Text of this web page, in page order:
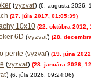
(vyzvať) (6. augusta 2026,
(27. júla 2017, 01:05:39)
10x10 (22. októbra 2012,
6D (vyzvať) (28.
pente (vyzvať) (19. júna
(vyzvať) (28. januára 2026,
) (6. júla 2026, 09:24:06)